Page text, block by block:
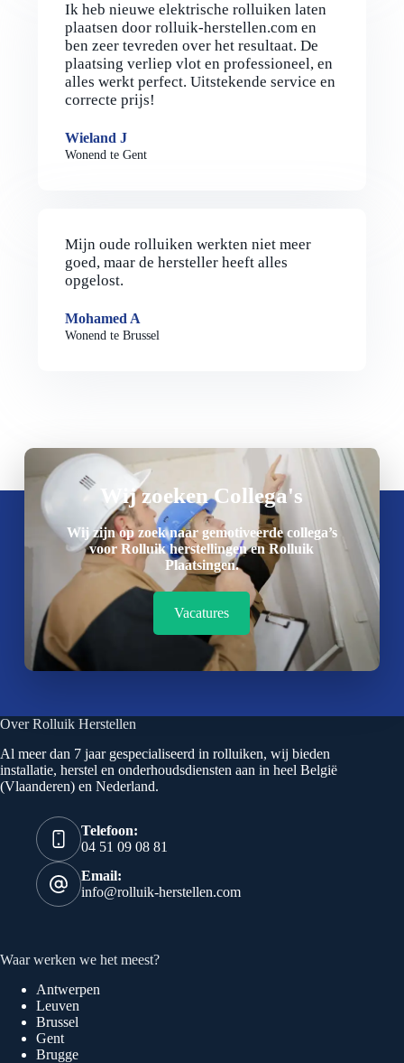
Ik heb nieuwe elektrische rolluiken laten
plaatsen door rolluik-herstellen.com en
ben zeer tevreden over het resultaat. De
plaatsing verliep vlot en professioneel, en
alles werkt perfect. Uitstekende service en
correcte prijs!
Wieland J
Wonend te Gent
Mijn oude rolluiken werkten niet meer
goed, maar de hersteller heeft alles
opgelost.
Mohamed A
Wonend te Brussel
Wij zoeken Collega's
Wij zijn op zoek naar gemotiveerde collega’s
voor Rolluik herstellingen en Rolluik
Plaatsingen.
Vacatures
Over Rolluik Herstellen
Al meer dan 7 jaar gespecialiseerd in rolluiken, wij bieden
installatie, herstel en onderhoudsdiensten aan in heel België
(Vlaanderen) en Nederland.
Telefoon:
04 51 09 08 81
Email:
info@rolluik-herstellen.com
Waar werken we het meest?
Antwerpen
Leuven
Brussel
Gent
Brugge